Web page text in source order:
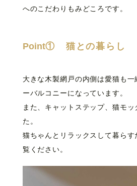
へのこだわりもみどころです。
Point① 猫との暮らし
大きな木製網戸の内側は愛猫も一
ーバルコニーになっています。
また、キャットステップ、猫モッ
た。
猫ちゃんとリラックスして暮ら
覧ください。